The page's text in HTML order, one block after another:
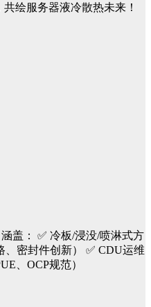
共绘服务器液冷散热未来！
盖：
✅ 冷板/浸没/喷淋式方
密封件创新）
✅ CDU运维
、OCP规范）